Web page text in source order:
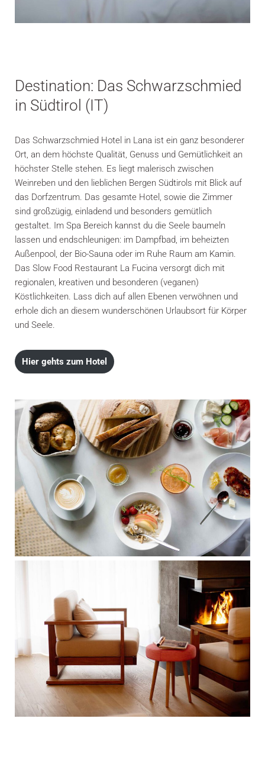
Destination: Das Schwarzschmied
in Südtirol (IT)
Das Schwarzschmied Hotel in Lana ist ein ganz besonderer
Ort, an dem höchste Qualität, Genuss und Gemütlichkeit an
höchster Stelle stehen. Es liegt malerisch zwischen
Weinreben und den lieblichen Bergen Südtirols mit Blick auf
das Dorfzentrum. Das gesamte Hotel, sowie die Zimmer
sind großzügig, einladend und besonders gemütlich
gestaltet. Im Spa Bereich kannst du die Seele baumeln
lassen und endschleunigen: im Dampfbad, im beheizten
Außenpool, der Bio-Sauna oder im Ruhe Raum am Kamin.
Das Slow Food Restaurant La Fucina versorgt dich mit
regionalen, kreativen und besonderen (veganen)
Köstlichkeiten. Lass dich auf allen Ebenen verwöhnen und
erhole dich an diesem wunderschönen Urlaubsort für Körper
und Seele.
Hier gehts zum Hotel